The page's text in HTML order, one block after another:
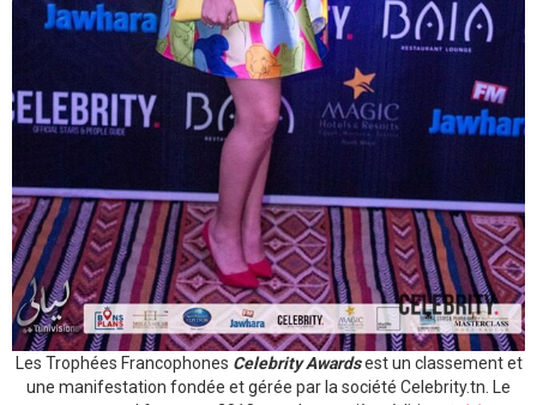
Les Trophées Francophones Celebrity Awardsest un classement et
une manifestation fondée et gérée par la société Celebrity.tn. Le